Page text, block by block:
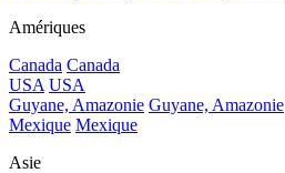
Amériques
Canada Canada
USA USA
Guyane, Amazonie Guyane, Amazonie
Mexique Mexique
Asie